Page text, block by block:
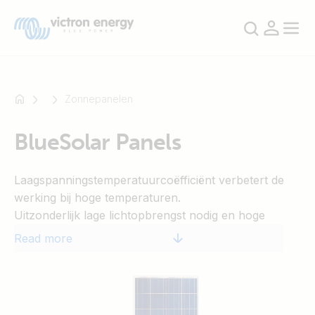
SmartSolar
Multiplus-
Orion
Zonnepanelen
BlueSolar Panels
Laagspanningstemperatuurcoëfficiënt verbetert de
werking bij hoge temperaturen.
Uitzonderlijk lage lichtopbrengst nodig en hoge
gevoeligheid voor licht over het gehele
Read more